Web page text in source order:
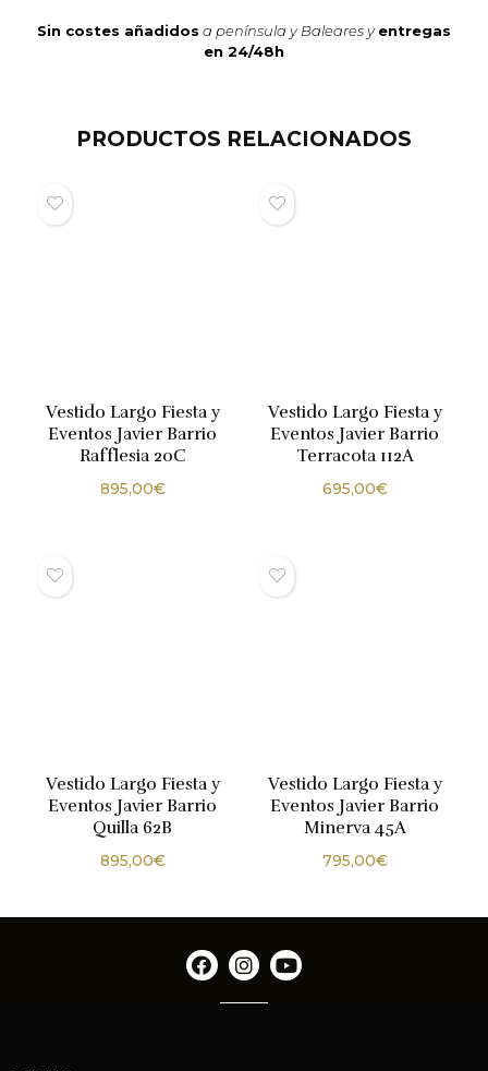
Sin costes añadidos a península y Baleares y entregas
en 24/48h
PRODUCTOS RELACIONADOS
Vestido Largo Fiesta y
Eventos Javier Barrio
Rafflesia 20C
895,00€
Vestido Largo Fiesta y
Eventos Javier Barrio
Terracota 112A
695,00€
Vestido Largo Fiesta y
Eventos Javier Barrio
Quilla 62B
895,00€
Vestido Largo Fiesta y
Eventos Javier Barrio
Minerva 45A
795,00€